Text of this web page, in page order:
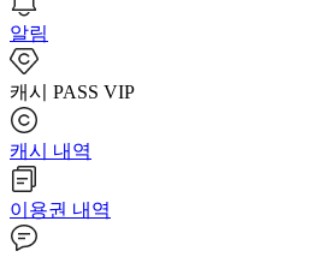
알림
캐시 PASS VIP
캐시 내역
이용권 내역